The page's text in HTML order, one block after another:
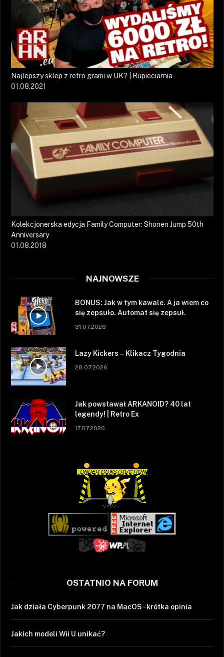
Najlepszy sklep z retro grami w UK? | Rupieciarnia
01.08.2021
Kolekcjonerska edycja Family Computer: Shonen Jump 50th
Anniversary
01.08.2018
NAJNOWSZE
BONUS: Jak w tym kawale. A ja wiem co
się zepsuło. Automat się zepsuł.
31.07.2026
Lazy Kickers – Klikacz Tygodnia
28.07.2026
Jak powstawał ARKANOID? 40 lat
legendy! | Retro Ex
17.07.2026
OSTATNIO NA FORUM
Jak działa Cyberpunk 2077 na MacOS - krótka opinia
Jakich modeli Wii U unikać?